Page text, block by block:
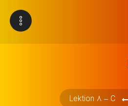
Lektion 8 – C